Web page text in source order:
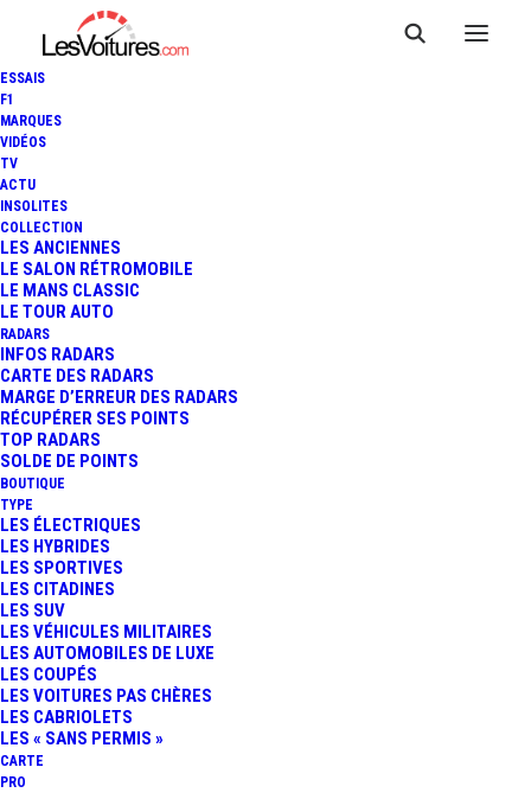
ESSAIS
F1
MARQUES
VIDÉOS
TV
ACTU
INSOLITES
COLLECTION
LES ANCIENNES
LE SALON RÉTROMOBILE
LE MANS CLASSIC
LE TOUR AUTO
RADARS
INFOS RADARS
CARTE DES RADARS
MARGE D’ERREUR DES RADARS
RÉCUPÉRER SES POINTS
TOP RADARS
SOLDE DE POINTS
BOUTIQUE
TYPE
LES ÉLECTRIQUES
LES HYBRIDES
LES SPORTIVES
LES CITADINES
LES SUV
LES VÉHICULES MILITAIRES
LES AUTOMOBILES DE LUXE
LES COUPÉS
LES VOITURES PAS CHÈRES
LES CABRIOLETS
LES « SANS PERMIS »
CARTE
PRO
ANNE HIDALGO : 130 KM/H
SUR AUTOROUTE, C'EST
TROP POUR ELLE
3 Minutes |